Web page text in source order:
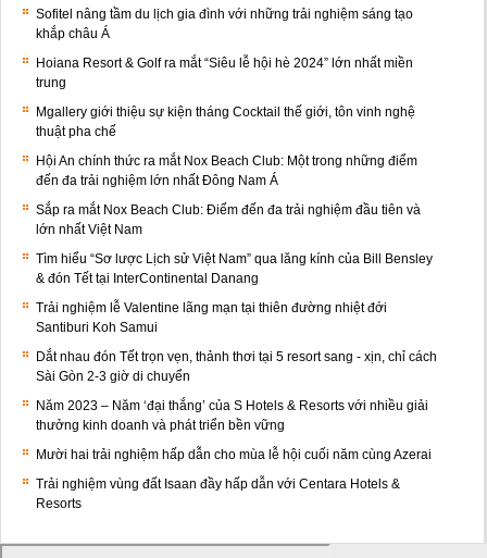
Sofitel nâng tầm du lịch gia đình với những trải nghiệm sáng tạo
khắp châu Á
Hoiana Resort & Golf ra mắt “Siêu lễ hội hè 2024” lớn nhất miền
trung
Mgallery giới thiệu sự kiện tháng Cocktail thế giới, tôn vinh nghệ
thuật pha chế
Hội An chính thức ra mắt Nox Beach Club: Một trong những điểm
đến đa trải nghiệm lớn nhất Đông Nam Á
Sắp ra mắt Nox Beach Club: Điểm đến đa trải nghiệm đầu tiên và
lớn nhất Việt Nam
Tìm hiểu “Sơ lược Lịch sử Việt Nam” qua lăng kính của Bill Bensley
& đón Tết tại InterContinental Danang
Trải nghiệm lễ Valentine lãng mạn tại thiên đường nhiệt đới
Santiburi Koh Samui
Dắt nhau đón Tết trọn vẹn, thảnh thơi tại 5 resort sang - xịn, chỉ cách
Sài Gòn 2-3 giờ di chuyển
Năm 2023 – Năm ‘đại thắng’ của S Hotels & Resorts với nhiều giải
thưởng kinh doanh và phát triển bền vững
Mười hai trải nghiệm hấp dẫn cho mùa lễ hội cuối năm cùng Azerai
Trải nghiệm vùng đất Isaan đầy hấp dẫn với Centara Hotels &
Resorts